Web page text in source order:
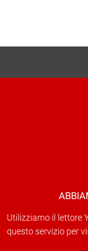
Utilizziamo il lettore
questo servizio per